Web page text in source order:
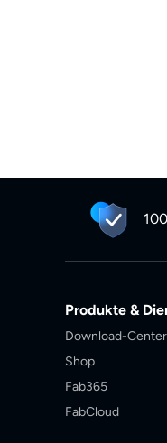
Produkte &
Download-Center
Shop
Fab365
FabCloud